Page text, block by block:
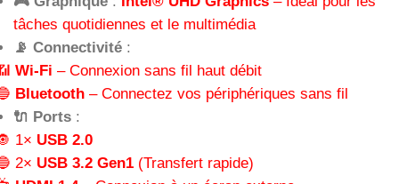
tâches quotidiennes et le multimédia
📡 Connectivité :
Wi-Fi – Connexion sans fil haut débit
Bluetooth – Connectez vos périphériques sans fil
🔌 Ports :
1× USB 2.0
2× USB 3.2 Gen1 (Transfert rapide)